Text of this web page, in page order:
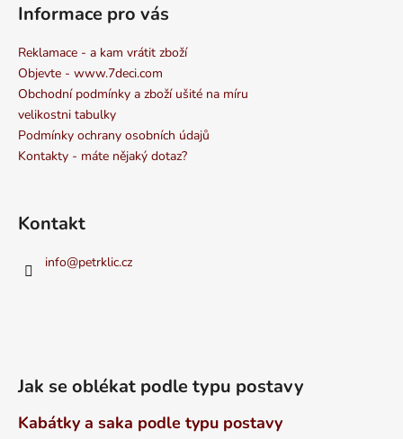
Informace pro vás
Reklamace - a kam vrátit zboží
Objevte - www.7deci.com
Obchodní podmínky a zboží ušité na míru
velikostni tabulky
Podmínky ochrany osobních údajů
Kontakty - máte nějaký dotaz?
Kontakt
info@petrklic.cz
Jak se oblékat podle typu postavy
Kabátky a saka podle typu postavy